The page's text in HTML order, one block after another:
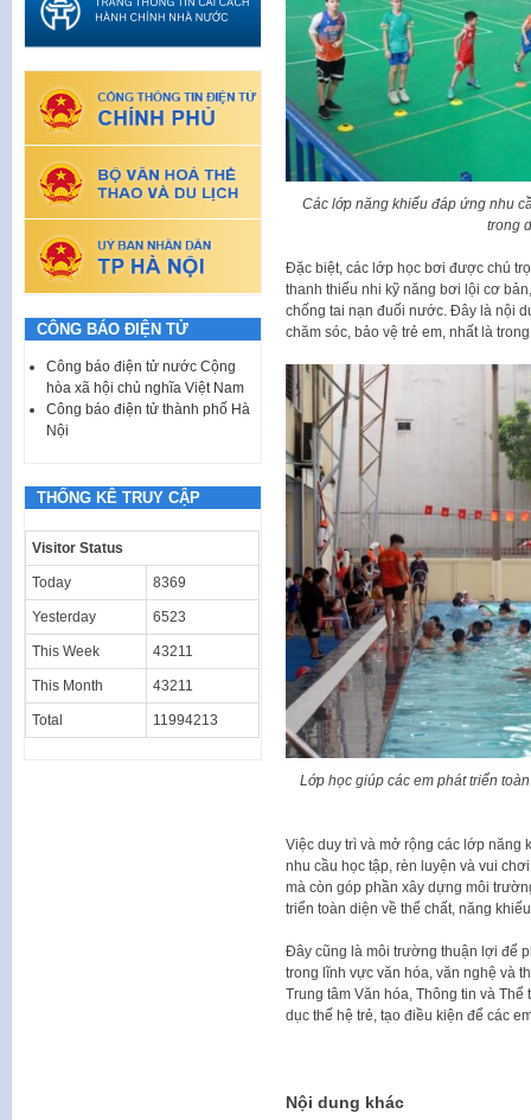
Các lớp năng khiếu đáp ứng nhu
trong
Đặc biệt, các lớp học bơi được chú
thanh thiếu nhi kỹ năng bơi lội cơ
chống tai nạn đuối nước. Đây là nội
chăm sóc, bảo vệ trẻ em, nhất là
Lớp học giúp các em phát triển
Việc duy trì và mở rộng các lớp năng
nhu cầu học tập, rèn luyện và vui
mà còn góp phần xây dựng môi
triển toàn diện về thể chất, năng
Đây cũng là môi trường thuận lợi để
trong lĩnh vực văn hóa, văn nghệ và
Trung tâm Văn hóa, Thông tin và
dục thế hệ trẻ, tạo điều kiện để các
Nội dung khác
CÔNG BÁO ĐIỆN TỬ
Công báo điện tử nước Cộng
hòa xã hội chủ nghĩa Việt Nam
Công báo điện tử thành phố Hà
Nội
THỐNG KÊ TRUY CẬP
Visitor Status
Today 8369
Yesterday 6523
This Week 43211
This Month 43211
Total 11994213